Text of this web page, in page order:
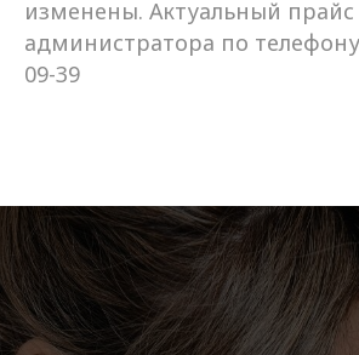
изменены. Актуальный прайс
администратора по телефону
09-39